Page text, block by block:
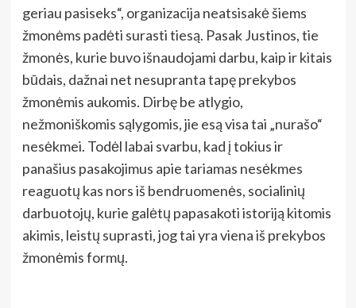
geriau pasiseks“, organizacija neatsisakė šiems
žmonėms padėti surasti tiesą. Pasak Justinos, tie
žmonės, kurie buvo išnaudojami darbu, kaip ir kitais
būdais, dažnai net nesupranta tapę prekybos
žmonėmis aukomis. Dirbę be atlygio,
nežmoniškomis sąlygomis, jie esą visa tai „nurašo“
nesėkmei. Todėl labai svarbu, kad į tokius ir
panašius pasakojimus apie tariamas nesėkmes
reaguotų kas nors iš bendruomenės, socialinių
darbuotojų, kurie galėtų papasakoti istoriją kitomis
akimis, leistų suprasti, jog tai yra viena iš prekybos
žmonėmis formų.